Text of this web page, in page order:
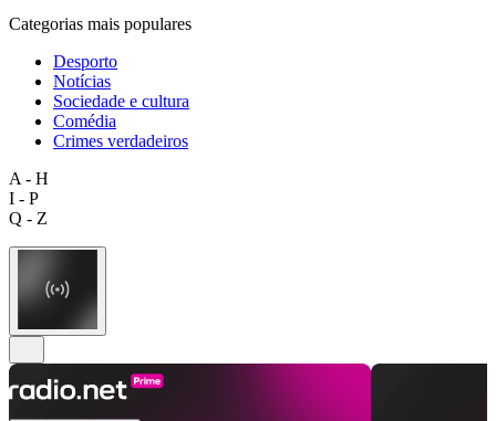
Categorias mais populares
Desporto
Notícias
Sociedade e cultura
Comédia
Crimes verdadeiros
A - H
I - P
Q - Z